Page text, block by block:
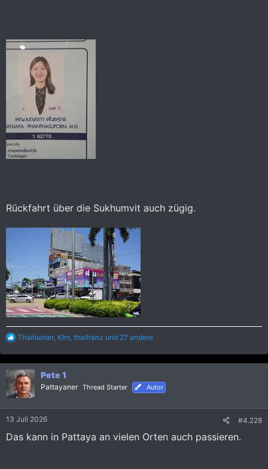
Rückfahrt über die Sukhumvit auch zügig.
R
a
k
t
i
o
n
Thaihunter KIm thaifranz und 27 andere
Pete 1
Pattayaner Thread Starter Autor
13 Juli 2026 #4.228
Das kann in Pattaya an vielen Orten auch passieren.